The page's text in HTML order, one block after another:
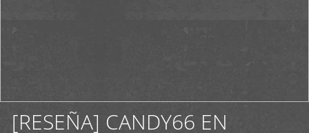
[RESEÑA] CANDY66 EN